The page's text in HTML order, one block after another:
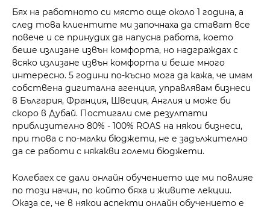
Бях на работното си място още около 1 година, а
след това клиентите ми започнаха да стават все
повече и се принудих да напусна работа, което
беше излизане извън комфорта, но надграждах с
всяко излизане извън комфорта и беше много
интересно. 5 години по-късно мога да кажа, че имам
собствена дигитална агенция, управлявам бизнеси
в България, Франция, Швеция, Англия и може би
скоро в Дубай. Постигали сме резултати
приблизително 80% - 100% ROAS на някои бизнеси,
при това с по-малки бюджети, не е задължително
да се работи с някакви големи бюджети.
Колебаех се дали онлайн обучението ще ми повлияе
по този начин, по който бяха и живите лекции.
Оказа се, че в някои аспекти онлайн обучението е